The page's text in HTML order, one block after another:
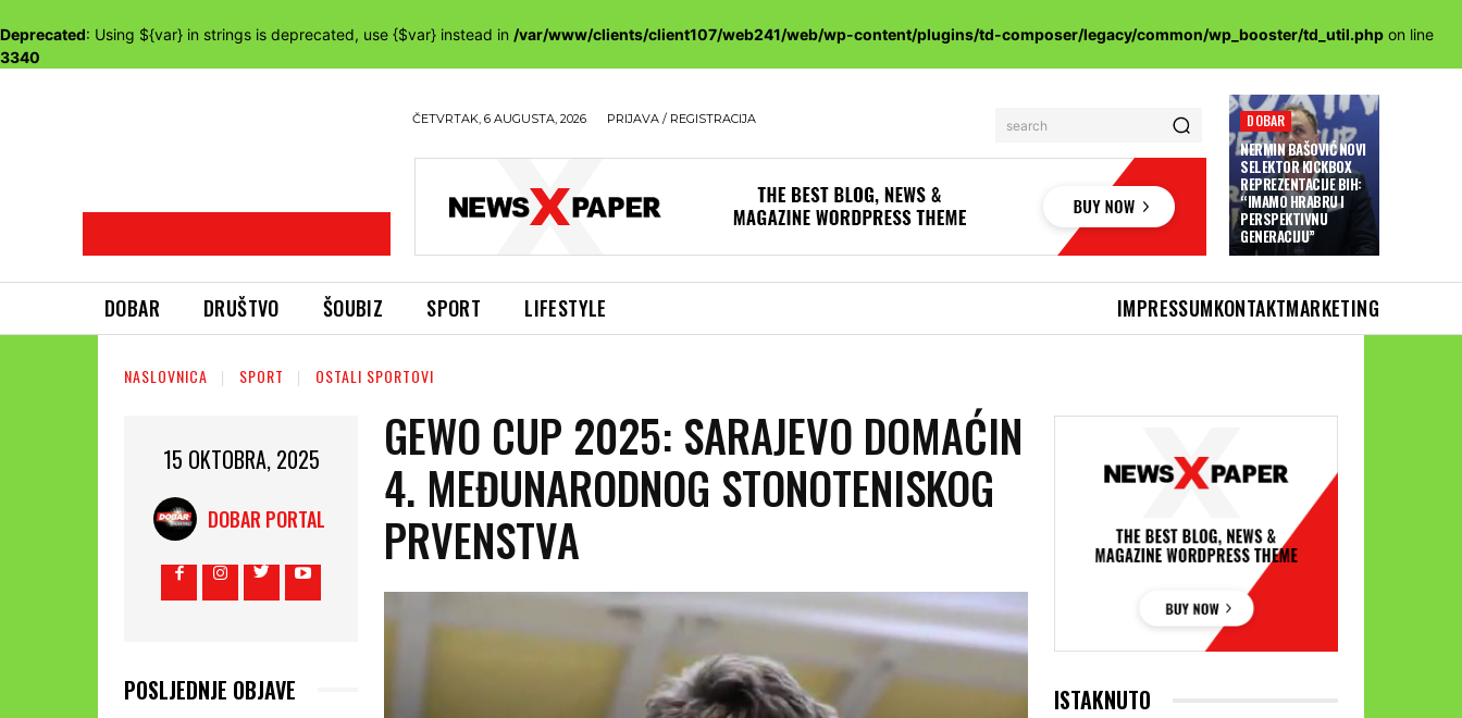
Deprecated: Using ${var} in strings is deprecated, use {$var} instead in /var/www/clients/client107/web241/web/wp-content/plugins/td-composer/legacy/common/wp_booster/td_util.php on line
3340
ČETVRTAK, 6 AUGUSTA, 2026 PRIJAVA / REGISTRACIJA search DOBAR
NERMIN BAŠOVIĆ NOVI
SELEKTOR KICKBOX
REPREZENTACIJE BIH:
“IMAMO HRABRU I
PERSPEKTIVNU
GENERACIJU”
DOBAR DRUŠTVO ŠOUBIZ SPORT LIFESTYLE IMPRESSUMKONTAKTMARKETING
NASLOVNICA SPORT OSTALI SPORTOVI
15 OKTOBRA, 2025
DOBAR PORTAL
POSLJEDNJE OBJAVE
GEWO CUP 2025: SARAJEVO DOMAĆIN
4. MEĐUNARODNOG STONOTENISKOG
PRVENSTVA
ISTAKNUTO